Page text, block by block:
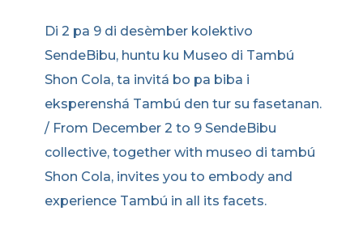
Di 2 pa 9 di desèmber kolektivo
SendeBibu, huntu ku Museo di Tambú
Shon Cola, ta invitá bo pa biba i
eksperenshá Tambú den tur su fasetanan.
/ From December 2 to 9 SendeBibu
collective, together with museo di tambú
Shon Cola, invites you to embody and
experience Tambú in all its facets.